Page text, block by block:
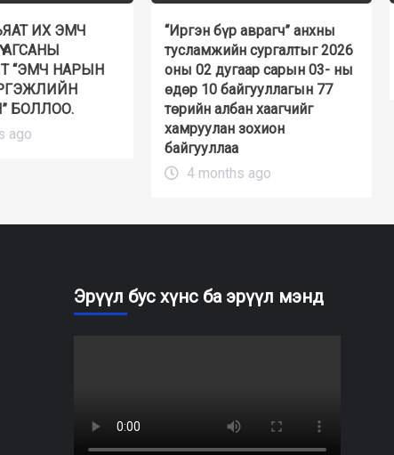
ИХ ЭМЧ
АГСАНЫ
“ЭМЧ НАРЫН
БОЛЛОО.
ago
“Иргэн бүр аврагч” анхны
тусламжийн сургалтыг 2026
оны 02 дугаар сарын 03- ны
өдөр 10 байгууллагын 77
төрийн албан хаагчийг
хамруулан зохион
байгууллаа
4 months ago
Эрүүл бус хүнс ба эрүүл мэнд